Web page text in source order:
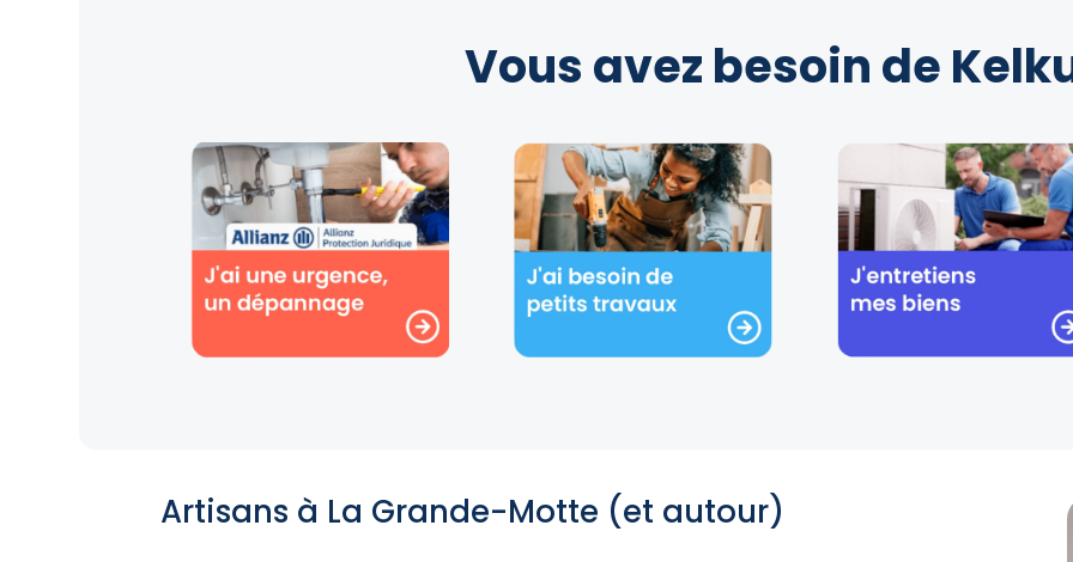
Vous avez besoin de
Artisans à La Grande-Motte (et autour)